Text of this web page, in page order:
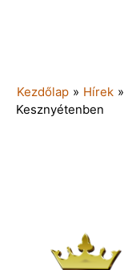
Kezdőlap » Hírek »
Kesznyétenben